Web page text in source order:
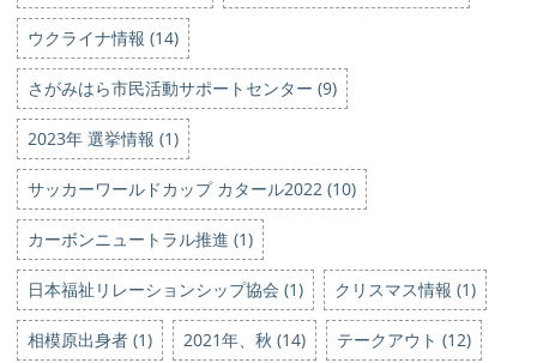
ウクライナ情報 (14)
さがみはら市民活動サポートセンター (9)
2023年 選挙情報 (1)
サッカーワールドカップ カタール2022 (10)
カーボンニュートラル推進 (1)
日本福祉リレーションシップ協会 (1) クリスマス情報 (1)
相模原出身者 (1) 2021年、秋 (14) テークアウト (12)